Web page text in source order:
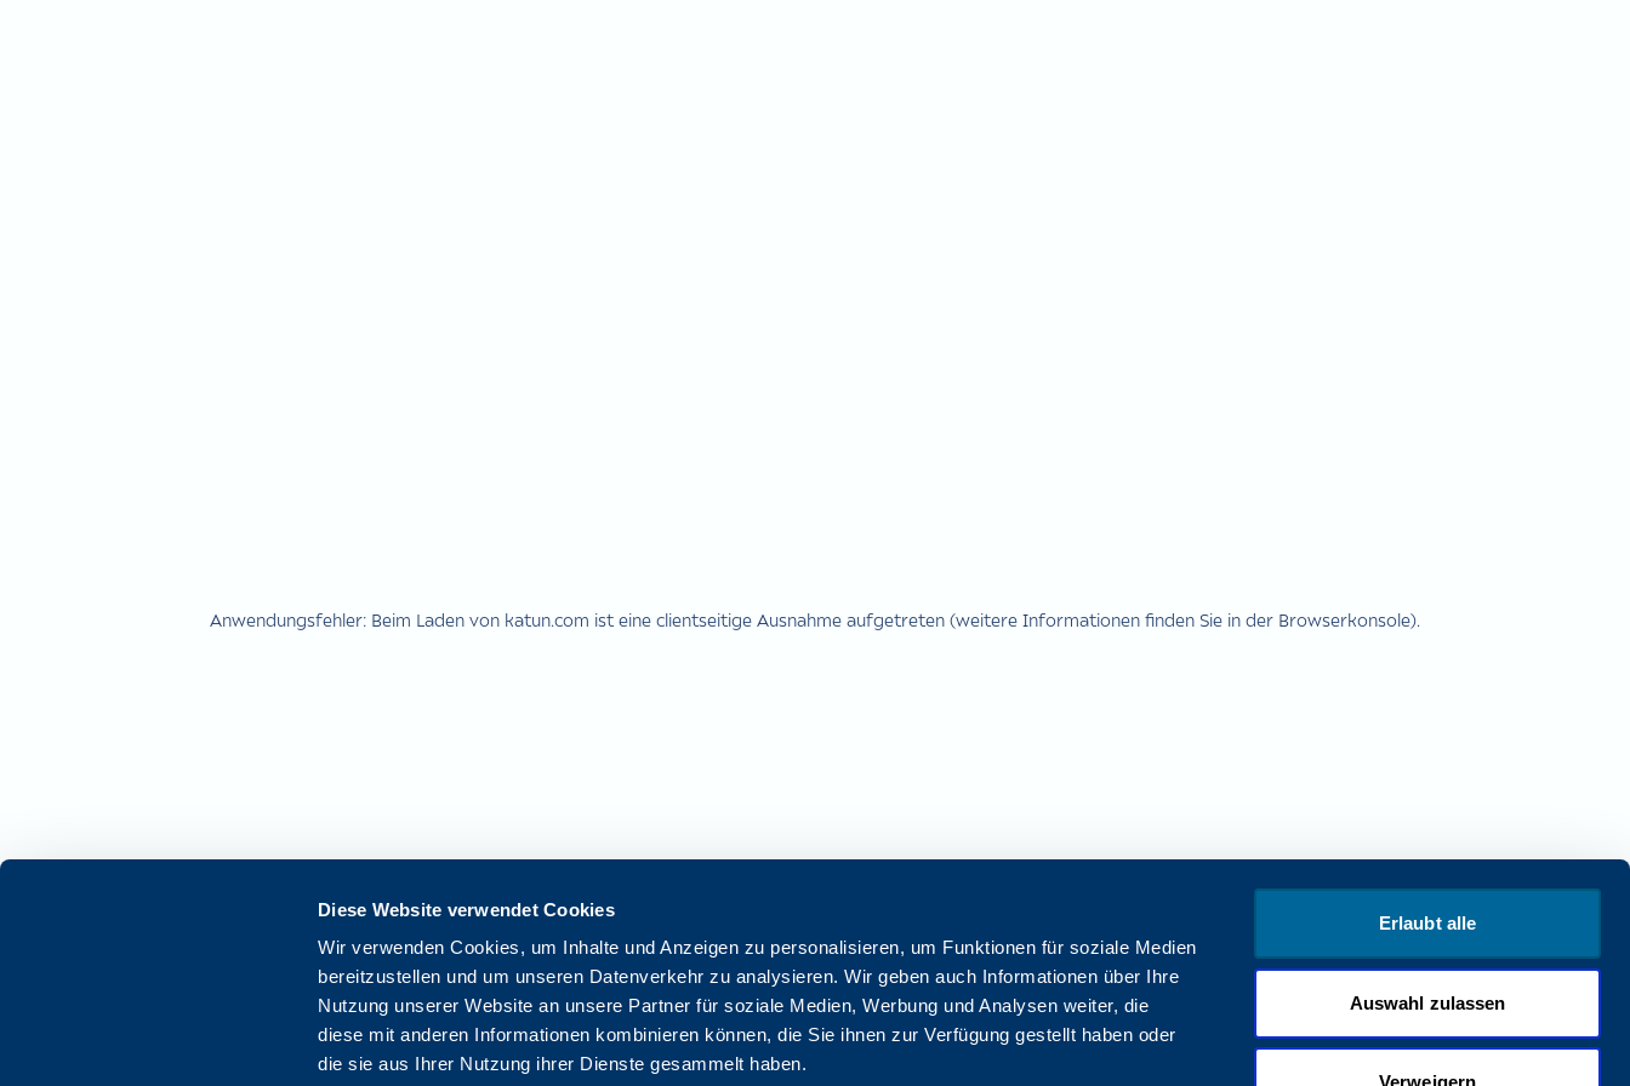
Diese Website verwendet Cookies
Wir verwenden Cookies, um Inhalte und Anzeigen zu personalisieren, um Funktionen für soziale Medien
bereitzustellen und um unseren Datenverkehr zu analysieren. Wir geben auch Informationen über Ihre
Nutzung unserer Website an unsere Partner für soziale Medien, Werbung und Analysen weiter, die
diese mit anderen Informationen kombinieren können, die Sie ihnen zur Verfügung gestellt haben oder
die sie aus Ihrer Nutzung ihrer Dienste gesammelt haben.
Erlaubt alle
Auswahl zulassen
Verweigern
Anwendungsfehler: Beim Laden von katun.com ist eine clientseitige Ausnahme aufgetreten (weitere Informationen finden Sie in der Browserkonsole).